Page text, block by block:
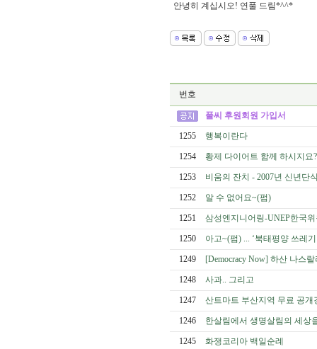
안녕히 계십시오! 연풀 드림*^^*
번호
풀씨 후원회원 가입서
1255 행복이란다
1254 황제 다이어트 함께 하시지요
1253 비움의 잔치 - 2007년 신년단
1252 알 수 없어요~(펌)
1251 삼성엔지니어링-UNEP한국
1250 아고~(펌) ... ‘북태평양 쓰레
1249 [Democracy Now] 하산 나스
1248 사과.. 그리고
1247 산트마트 부산지역 무료 공
1246 한살림에서 생명살림의 세상
1245 화쟁코리아 백일순례